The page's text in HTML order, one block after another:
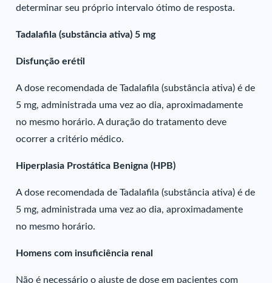
determinar seu próprio intervalo ótimo de resposta.
Tadalafila (substância ativa) 5 mg
Disfunção erétil
A dose recomendada de Tadalafila (substância ativa) é de
5 mg, administrada uma vez ao dia, aproximadamente
no mesmo horário. A duração do tratamento deve
ocorrer a critério médico.
Hiperplasia Prostática Benigna (HPB)
A dose recomendada de Tadalafila (substância ativa) é de
5 mg, administrada uma vez ao dia, aproximadamente
no mesmo horário.
Homens com insuficiência renal
Não é necessário o ajuste de dose em pacientes com